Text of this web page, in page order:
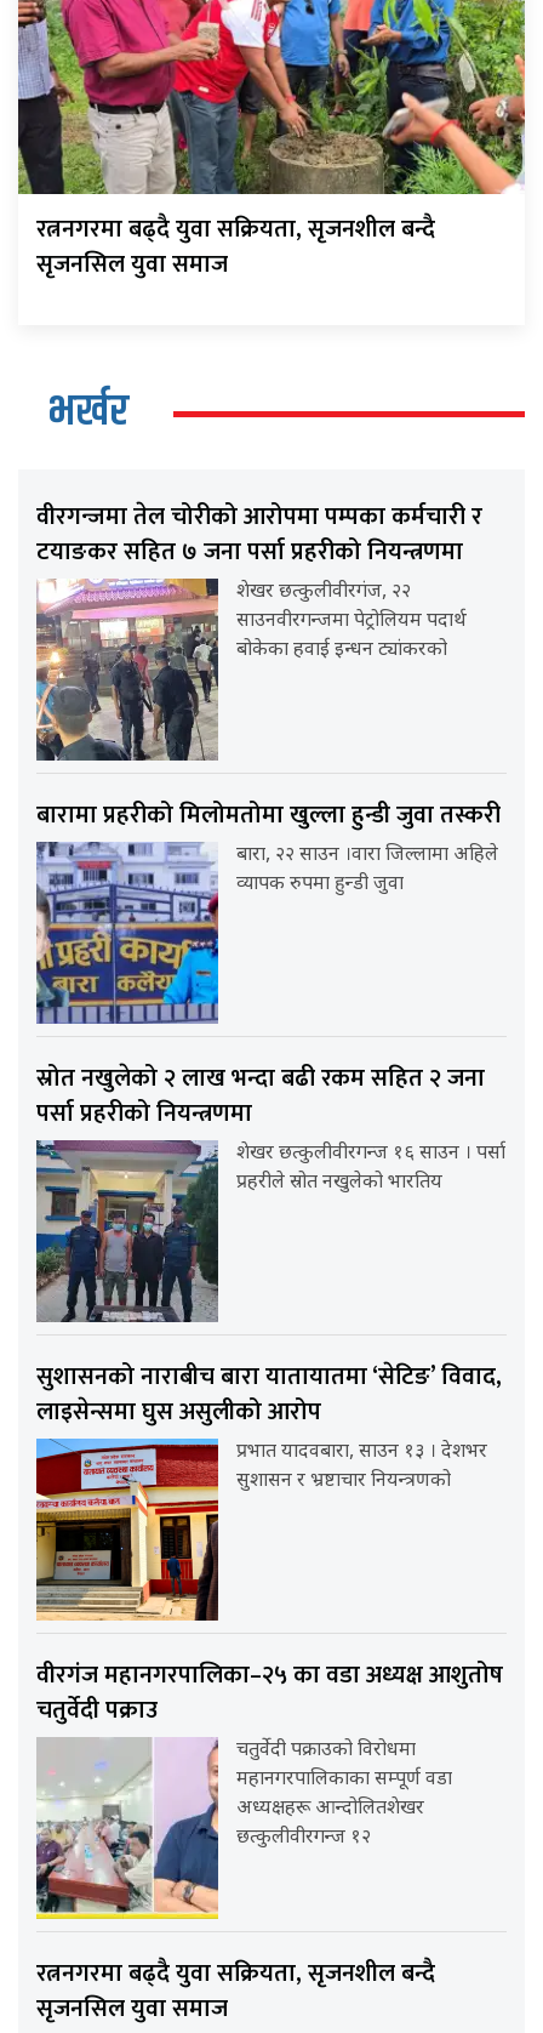
रत्ननगरमा बढ्दै युवा सक्रियता, सृजनशील बन्दै
सृजनसिल युवा समाज
भर्खर
वीरगन्जमा तेल चोरीको आरोपमा पम्पका कर्मचारी र
टयाङकर सहित ७ जना पर्सा प्रहरीको नियन्त्रणमा
शेखर छत्कुलीवीरगंज, २२
साउनवीरगन्जमा पेट्रोलियम पदार्थ
बोकेका हवाई इन्धन ट्यांकरको
बारामा प्रहरीको मिलोमतोमा खुल्ला हुन्डी जुवा तस्करी
बारा, २२ साउन ।वारा जिल्लामा अहिले
व्यापक रुपमा हुन्डी जुवा
स्रोत नखुलेको २ लाख भन्दा बढी रकम सहित २ जना
पर्सा प्रहरीको नियन्त्रणमा
शेखर छत्कुलीवीरगन्ज १६ साउन । पर्सा
प्रहरीले स्रोत नखुलेको भारतिय
सुशासनको नाराबीच बारा यातायातमा ‘सेटिङ’ विवाद,
लाइसेन्समा घुस असुलीको आरोप
प्रभात यादवबारा, साउन १३ । देशभर
सुशासन र भ्रष्टाचार नियन्त्रणको
वीरगंज महानगरपालिका–२५ का वडा अध्यक्ष आशुतोष
चतुर्वेदी पक्राउ
चतुर्वेदी पक्राउको विरोधमा
महानगरपालिकाका सम्पूर्ण वडा
अध्यक्षहरू आन्दोलितशेखर
छत्कुलीवीरगन्ज १२
रत्ननगरमा बढ्दै युवा सक्रियता, सृजनशील बन्दै
सृजनसिल युवा समाज